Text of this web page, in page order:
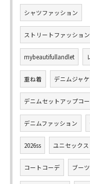
シャツファッション
ストリートファッション
mybeautifullandlet
重ね着 デニムジャ
デニムセットアップコ
デニムファッション
2026ss ユニセックス
コートコーデ ブーツ